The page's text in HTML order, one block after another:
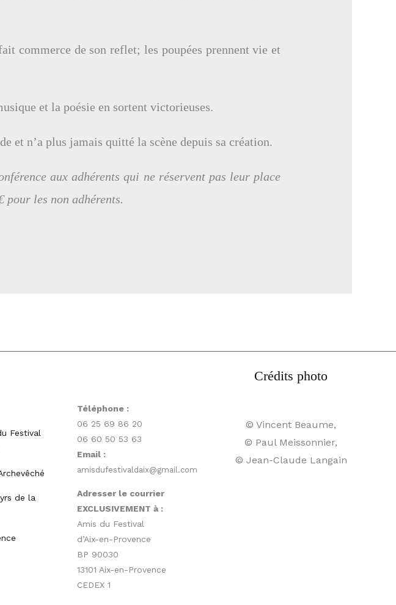
commerce de son reflet; les poupées prennent vie et
et la poésie en sortent victorieuses.
et n’a plus jamais quitté la scène depuis sa création.
aux adhérents qui ne réservent pas leur place
pour les non adhérents.
Festival
de la
Téléphone :
06 25 69 86 20
06 60 50 53 63
Email :
amisdufestivaldaix@gmail.com
Adresser le courrier
EXCLUSIVEMENT à :
Amis du Festival
d’Aix-en-Provence
BP 90030
13101 Aix-en-Provence
CEDEX 1
Crédits photo
© Vincent Beaume,
© Paul Meissonnier,
© Jean-Claude Langain